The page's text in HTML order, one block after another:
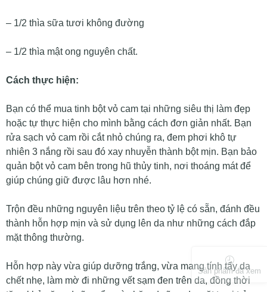
– 1/2 thìa sữa tươi không đường
– 1/2 thìa mật ong nguyên chất.
Cách thực hiện:
Bạn có thể mua tinh bột vỏ cam tại những siêu thị làm đẹp
hoặc tự thực hiện cho mình bằng cách đơn giản nhất. Bạn
rửa sạch vỏ cam rồi cắt nhỏ chúng ra, đem phơi khô tự
nhiên 3 nắng rồi sau đó xay nhuyễn thành bột mịn. Bạn bảo
quản bột vỏ cam bên trong hũ thủy tinh, nơi thoáng mát để
giúp chúng giữ được lâu hơn nhé.
Trộn đều những nguyên liệu trên theo tỷ lệ có sẵn, đánh đều
thành hỗn hợp mịn và sử dụng lên da như những cách đắp
mặt thông thường.
Hỗn hợp này vừa giúp dưỡng trắng, vừa mang tính tẩy da
chết nhẹ, làm mờ đi những vết sạm đen trên da, đồng thời
Sản phẩm đã xem